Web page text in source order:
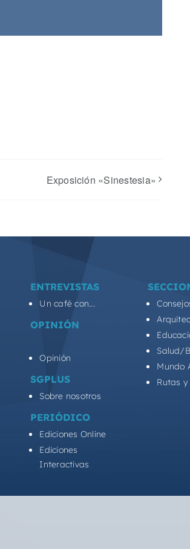
Exposición «Sinestesia»
ENTREVISTAS
Un café con...
OPINIÓN
Opinión
SGPLUS
Sobre nosotros
PERIÓDICO
Ediciones Online
Ediciones
Interactivas
Salud/
Mundo
Rutas